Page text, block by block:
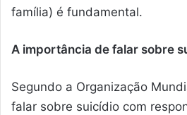
família) é fundamental.
A importância de falar sobre
Segundo a Organização
falar sobre suicídio com